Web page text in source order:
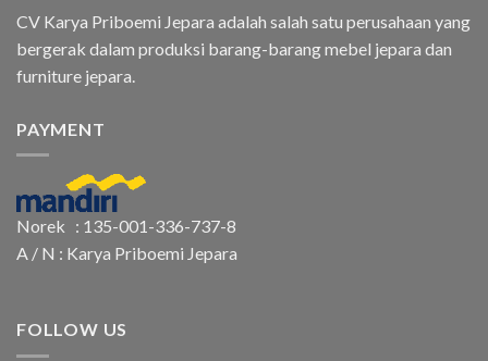
CV Karya Priboemi Jepara adalah salah satu perusahaan yang
bergerak dalam produksi barang-barang mebel jepara dan
furniture jepara.
PAYMENT
Norek : 135-001-336-737-8
A / N : Karya Priboemi Jepara
FOLLOW US